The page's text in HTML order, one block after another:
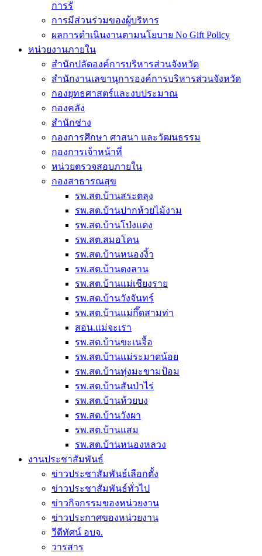
การรั
การมีส่วนร่วมของผู้บริหาร
ผลการดำเนินงานตามนโยบาย No Gift Policy
หน่วยงานภายใน
สำนักปลัดองค์การบริหารส่วนจังหวัด
สำนักงานเลขานุการองค์การบริหารส่วนจังหวัด
กองยุทธศาสตร์และงบประมาณ
กองคลัง
สำนักช่าง
กองการศึกษา ศาสนา และวัฒนธรรม
กองการเจ้าหน้าที่
หน่วยตรวจสอบภายใน
กองสาธารณสุข
รพ.สต.บ้านสระตลุง
รพ.สต.บ้านปากห้วยไม้งาม
รพ.สต.บ้านโป่งแดง
รพ.สต.สมอโคน
รพ.สต.บ้านหนองงิ้ว
รพ.สต.บ้านดงลาน
รพ.สต.บ้านแม่เชียงราย
รพ.สต.บ้านวังจันทร์
รพ.สต.บ้านแม่กึ๊ดสามท่า
สอน.แม่จะเรา
รพ.สต.บ้านขะเนจื้อ
รพ.สต.บ้านแม่ระมาดน้อย
รพ.สต.บ้านทุ่งมะขามป้อม
รพ.สต.บ้านสันป่าไร่
รพ.สต.บ้านห้วยบง
รพ.สต.บ้านวังผา
รพ.สต.บ้านแสม
รพ.สต.บ้านหนองหลวง
งานประชาสัมพันธ์
ข่าวประชาสัมพันธ์เลือกตั้ง
ข่าวประชาสัมพันธ์ทั่วไป
ข่าวกิจกรรมของหน่วยงาน
ข่าวประกาศของหน่วยงาน
วีดีทัศน์ อบจ.
วารสาร